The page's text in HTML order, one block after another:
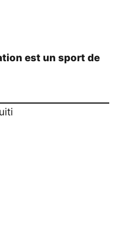
est un sport de